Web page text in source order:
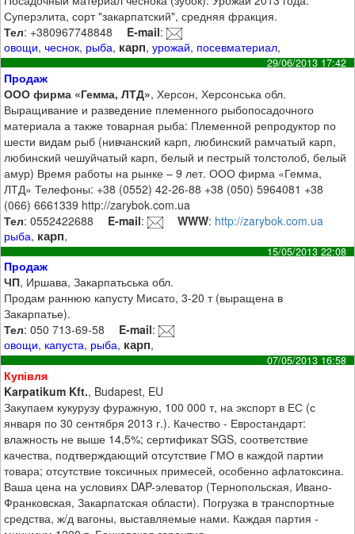
Суперэлита, сорт "закарпатский", средняя фракция.
Тел: +380967748848 E-mail:
овощи,чеснок, рыба, карп,урожай, посевматериал,
29/06/2013 17:42
Продаж
ООО фирма «Гемма, ЛТД», Херсон, Херсонська обл.
Выращивание и разведение племенного рыбопосадочного
материала а также товарная рыба: Племенной репродуктор по
шести видам рыб (нивчанский карп, любинский рамчатый карп,
любинский чешуйчатый карп, белый и пестрый толстолоб, белый
амур) Время работы на рынке – 9 лет. ООО фирма «Гемма,
ЛТД» Телефоны: +38 (0552) 42-26-88 +38 (050) 5964081 +38
(066) 6661339 http://zarybok.com.ua
Тел: 0552422688 E-mail: WWW: http://zarybok.com.ua
рыба, карп,
15/05/2013 22:08
Продаж
ЧП, Иршава, Закарпатьська обл.
Продам раннюю капусту Мисато, 3-20 т (выращена в
Закарпатье).
Тел: 050 713-69-58 E-mail:
овощи, капуста, рыба, карп,
07/05/2013 16:58
Купівля
Karpatikum Kft., Budapest, EU
Закупаем кукурузу фуражную, 100 000 т, на экспорт в ЕС (с
января по 30 сентября 2013 г.). Качество - Евростандарт:
влажность не выше 14,5%; сертификат SGS, соответствие
качества, подтверждающий отсутствие ГМО в каждой партии
товара; отсутствие токсичных примесей, особенно афлатоксина.
Ваша цена на условиях DAP-элеватор (Тернопольская, Ивано-
Франковская, Закарпатская области). Погрузка в транспортные
средства, ж/д вагоны, выставляемые нами. Каждая партия -